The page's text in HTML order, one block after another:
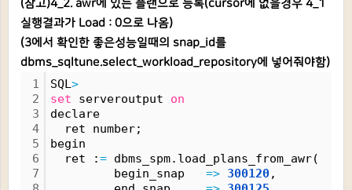
(참고)4_2. awr에 있는 플랜으로 등록(cursor에 없을경우 4_1
실행결과가 Load : 0으로 나옴)
(3에서 확인한 좋은성능일때의 snap_id를
dbms_sqltune.select_workload_repository에 넣어줘야함)
1
2
3
4
5
6
7
SQL>
set serveroutput on
declare
ret number;
begin
ret := dbms_spm.load_plans_from_awr(
begin_snap => 300120,